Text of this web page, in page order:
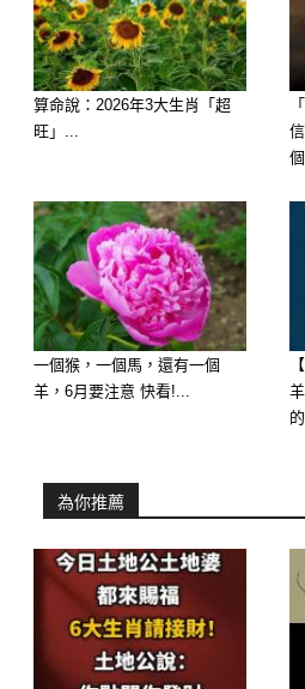
是這三個生肖，記得
事、拜拜時誠心許願
算命說：2026年3大生肖「超
旺」...
一個猴，一個馬，還有一個
羊，6月要注意 快看!...
的
為你推薦